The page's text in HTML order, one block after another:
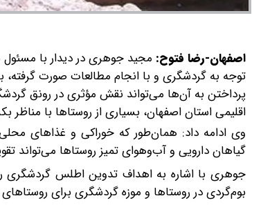
اصفهان-رضا فتوح: مجید جوهری در دیدار با مسئول
توجه به گردشگری و با انجام مطالعات صورت گرفته،
پرداختن به آن‌ها می‌تواند نقش مؤثری در رونق
اقلیمی استان اصفهان، بسیاری از روستاها با
وی ادامه داد: همان‌طور که خوراکی و غذاهای
گیاهان دارویی و آب‌وهوای تمیز روستاها می‌تواند
جوهری با اشاره به اهداف تدوین اطلس گردشگری
بوم‌گردی در روستاها و موزه گردشگری برای